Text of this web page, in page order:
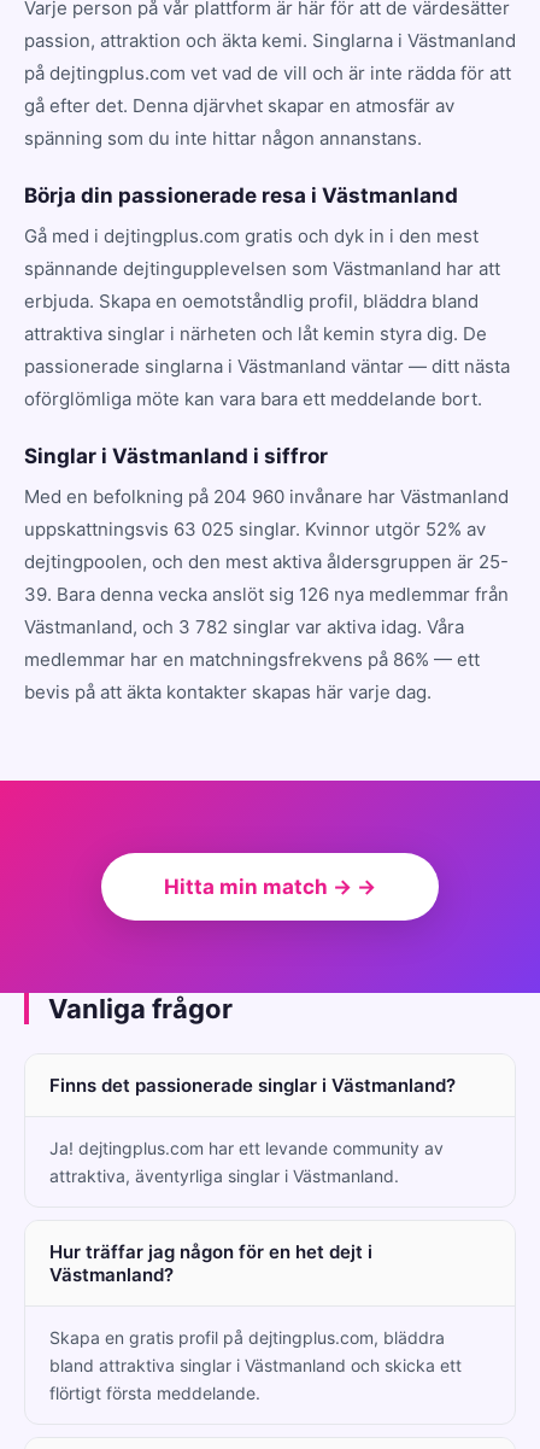
Varje person på vår plattform är här för att de värdesätter
passion, attraktion och äkta kemi. Singlarna i Västmanland
på dejtingplus.com vet vad de vill och är inte rädda för att
gå efter det. Denna djärvhet skapar en atmosfär av
spänning som du inte hittar någon annanstans.
Börja din passionerade resa i Västmanland
Gå med i dejtingplus.com gratis och dyk in i den mest
spännande dejtingupplevelsen som Västmanland har att
erbjuda. Skapa en oemotståndlig profil, bläddra bland
attraktiva singlar i närheten och låt kemin styra dig. De
passionerade singlarna i Västmanland väntar — ditt nästa
oförglömliga möte kan vara bara ett meddelande bort.
Singlar i Västmanland i siffror
Med en befolkning på 204 960 invånare har Västmanland
uppskattningsvis 63 025 singlar. Kvinnor utgör 52% av
dejtingpoolen, och den mest aktiva åldersgruppen är 25-
39. Bara denna vecka anslöt sig 126 nya medlemmar från
Västmanland, och 3 782 singlar var aktiva idag. Våra
medlemmar har en matchningsfrekvens på 86% — ett
bevis på att äkta kontakter skapas här varje dag.
Hitta min match → →
Vanliga frågor
Finns det passionerade singlar i Västmanland?
Ja! dejtingplus.com har ett levande community av
attraktiva, äventyrliga singlar i Västmanland.
Hur träffar jag någon för en het dejt i
Västmanland?
Skapa en gratis profil på dejtingplus.com, bläddra
bland attraktiva singlar i Västmanland och skicka ett
flörtigt första meddelande.